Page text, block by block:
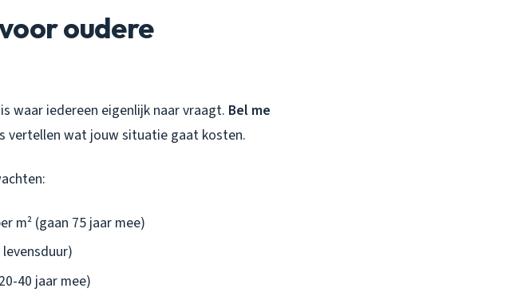
oudere
waar iedereen eigenlijk naar vraagt. Bel me
vertellen wat jouw situatie gaat kosten.
m² (gaan 75 jaar mee)
levensduur)
40 jaar mee)